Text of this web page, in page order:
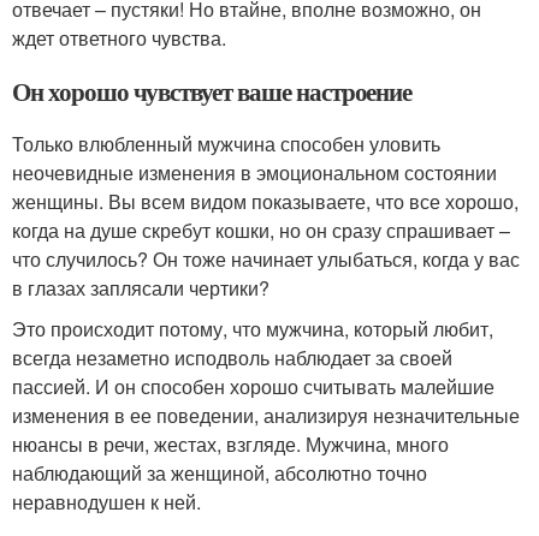
отвечает – пустяки! Но втайне, вполне возможно, он
ждет ответного чувства.
Он хорошо чувствует ваше настроение
Только влюбленный мужчина способен уловить
неочевидные изменения в эмоциональном состоянии
женщины. Вы всем видом показываете, что все хорошо,
когда на душе скребут кошки, но он сразу спрашивает –
что случилось? Он тоже начинает улыбаться, когда у вас
в глазах заплясали чертики?
Это происходит потому, что мужчина, который любит,
всегда незаметно исподволь наблюдает за своей
пассией. И он способен хорошо считывать малейшие
изменения в ее поведении, анализируя незначительные
нюансы в речи, жестах, взгляде. Мужчина, много
наблюдающий за женщиной, абсолютно точно
неравнодушен к ней.